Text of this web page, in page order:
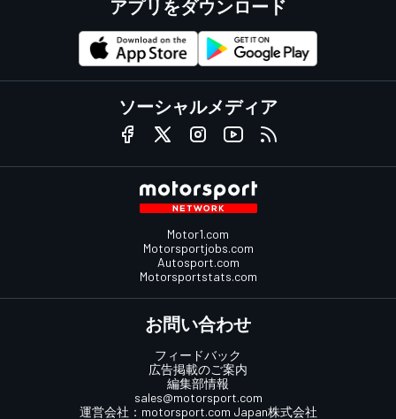
アプリをダウンロード
ソーシャルメディア
Motor1.com
Motorsportjobs.com
Autosport.com
Motorsportstats.com
お問い合わせ
フィードバック
広告掲載のご案内
編集部情報
sales@motorsport.com
運営会社： motorsport.com Japan株式会社